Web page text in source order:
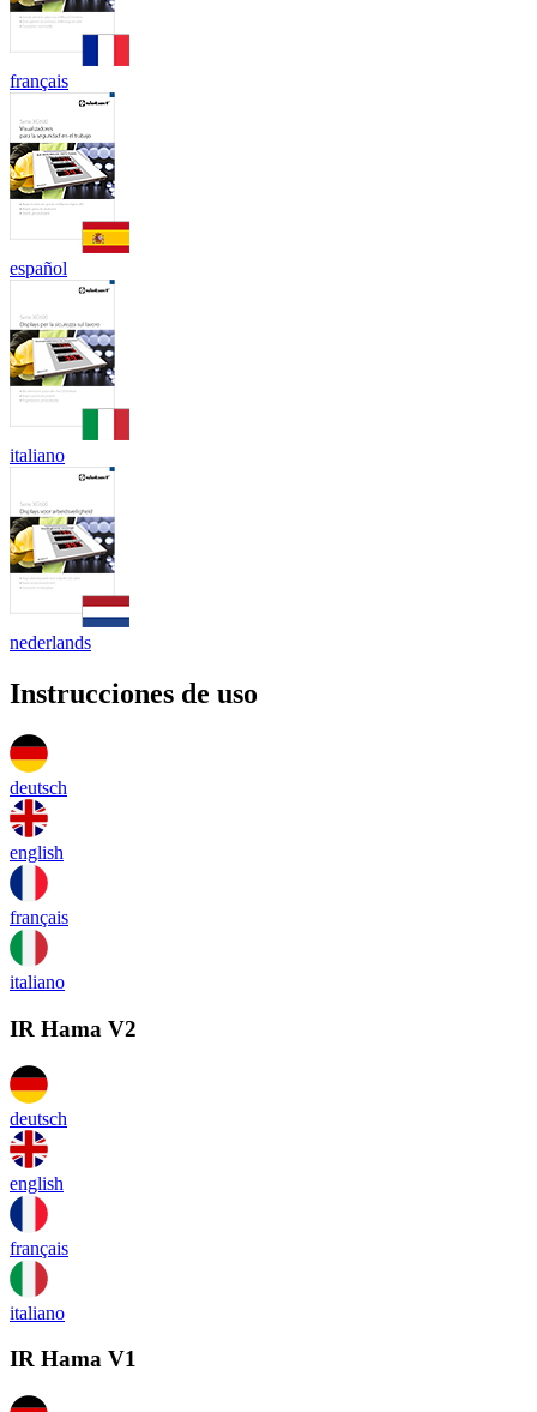
français
español
italiano
nederlands
Instrucciones de uso
deutsch
english
français
italiano
IR Hama V2
deutsch
english
français
italiano
IR Hama V1